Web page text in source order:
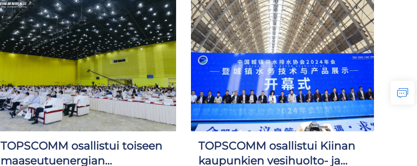
TOPSCOMM osallistui toiseen
maaseutuenergian
TOPSCOMM osallistui Kiinan
kaupunkien vesihuolto- ja